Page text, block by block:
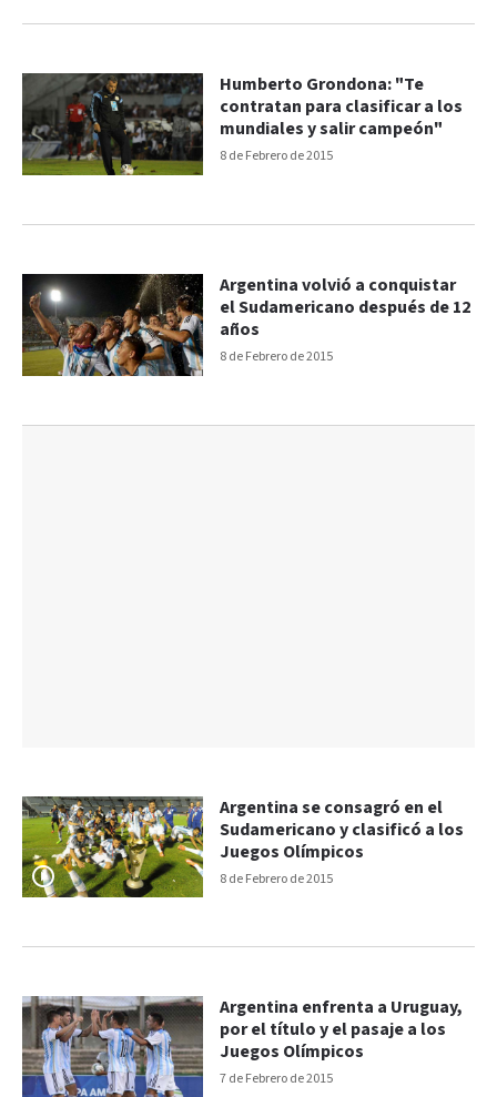
8 de Febrero de 2015
Humberto Grondona: "Te
contratan para clasificar a los
mundiales y salir campeón"
8 de Febrero de 2015
Argentina volvió a conquistar
el Sudamericano después de 12
años
8 de Febrero de 2015
Argentina se consagró en el
Sudamericano y clasificó a los
Juegos Olímpicos
7 de Febrero de 2015
Argentina enfrenta a Uruguay,
por el título y el pasaje a los
Juegos Olímpicos